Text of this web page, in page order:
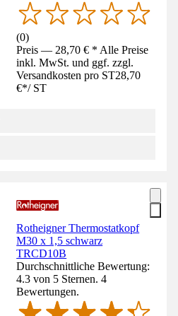
(0)
Preis — 28,70 € * Alle Preise
inkl. MwSt. und ggf. zzgl.
Versandkosten pro ST28,70
€*/ ST
Rotheigner Thermostatkopf
M30 x 1,5 schwarz
TRCD10B
Durchschnittliche Bewertung:
4.3 von 5 Sternen. 4
Bewertungen.